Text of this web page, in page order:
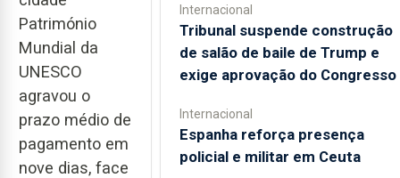
Património
Mundial da
UNESCO
agravou o
prazo médio de
pagamento em
nove dias, face
Internacional
Tribunal suspende construção
de salão de baile de Trump e
exige aprovação do Congresso
Internacional
Espanha reforça presença
policial e militar em Ceuta